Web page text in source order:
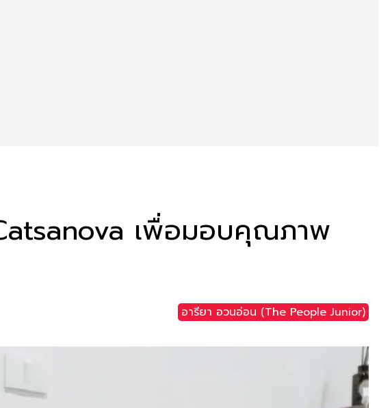
เพื่อมอบคุณภาพ
อารียา อวนอ่อน (The People Junior)